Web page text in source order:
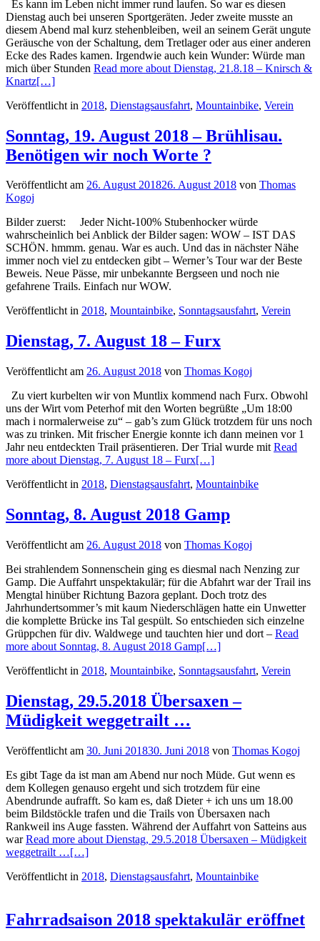
Es kann im Leben nicht immer rund laufen. So war es diesen
Dienstag auch bei unseren Sportgeräten. Jeder zweite musste an
diesem Abend mal kurz stehenbleiben, weil an seinem Gerät ungute
Geräusche von der Schaltung, dem Tretlager oder aus einer anderen
Ecke des Rades kamen. Irgendwie auch kein Wunder: Würde man
mich über Stunden Read more about Dienstag, 21.8.18 – Knirsch &
Knartz[…]
Veröffentlicht in 2018, Dienstagsausfahrt, Mountainbike, Verein
Sonntag, 19. August 2018 – Brühlisau.
Benötigen wir noch Worte ?
Veröffentlicht am 26. August 201826. August 2018 von Thomas
Kogoj
Bilder zuerst: Jeder Nicht-100% Stubenhocker würde
wahrscheinlich bei Anblick der Bilder sagen: WOW – IST DAS
SCHÖN. hmmm. genau. War es auch. Und das in nächster Nähe
immer noch viel zu entdecken gibt – Werner’s Tour war der Beste
Beweis. Neue Pässe, mir unbekannte Bergseen und noch nie
gefahrene Trails. Einfach nur WOW.
Veröffentlicht in 2018, Mountainbike, Sonntagsausfahrt, Verein
Dienstag, 7. August 18 – Furx
Veröffentlicht am 26. August 2018 von Thomas Kogoj
Zu viert kurbelten wir von Muntlix kommend nach Furx. Obwohl
uns der Wirt vom Peterhof mit den Worten begrüßte „Um 18:00
mach i normalerweise zu“ – gab’s zum Glück trotzdem für uns noch
was zu trinken. Mit frischer Energie konnte ich dann meinen vor 1
Jahr neu entdeckten Trail präsentieren. Der Trial wurde mit Read
more about Dienstag, 7. August 18 – Furx[…]
Veröffentlicht in 2018, Dienstagsausfahrt, Mountainbike
Sonntag, 8. August 2018 Gamp
Veröffentlicht am 26. August 2018 von Thomas Kogoj
Bei strahlendem Sonnenschein ging es diesmal nach Nenzing zur
Gamp. Die Auffahrt unspektakulär; für die Abfahrt war der Trail ins
Mengtal hinüber Richtung Bazora geplant. Doch trotz des
Jahrhundertsommer’s mit kaum Niederschlägen hatte ein Unwetter
die komplette Brücke ins Tal gespült. So entschieden sich einzelne
Grüppchen für div. Waldwege und tauchten hier und dort – Read
more about Sonntag, 8. August 2018 Gamp[…]
Veröffentlicht in 2018, Mountainbike, Sonntagsausfahrt, Verein
Dienstag, 29.5.2018 Übersaxen –
Müdigkeit weggetrailt …
Veröffentlicht am 30. Juni 201830. Juni 2018 von Thomas Kogoj
Es gibt Tage da ist man am Abend nur noch Müde. Gut wenn es
dem Kollegen genauso ergeht und sich trotzdem für eine
Abendrunde aufrafft. So kam es, daß Dieter + ich uns um 18.00
beim Bildstöckle trafen und die Trails von Übersaxen nach
Rankweil ins Auge fassten. Während der Auffahrt von Satteins aus
warRead more about Dienstag, 29.5.2018 Übersaxen – Müdigkeit
weggetrailt …[…]
Veröffentlicht in 2018, Dienstagsausfahrt, Mountainbike
Fahrradsaison 2018 spektakulär eröffnet